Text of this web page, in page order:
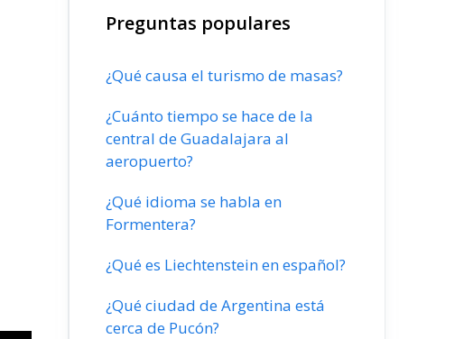
Preguntas populares
¿Qué causa el turismo de masas?
¿Cuánto tiempo se hace de la
central de Guadalajara al
aeropuerto?
¿Qué idioma se habla en
Formentera?
¿Qué es Liechtenstein en español?
¿Qué ciudad de Argentina está
cerca de Pucón?